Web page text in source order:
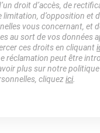
droit d’accès, de
limitation, d’opposition et
vous concernant, et
au sort de vos données
ces droits en cliquant
réclamation peut être
plus sur notre
cliquezici.